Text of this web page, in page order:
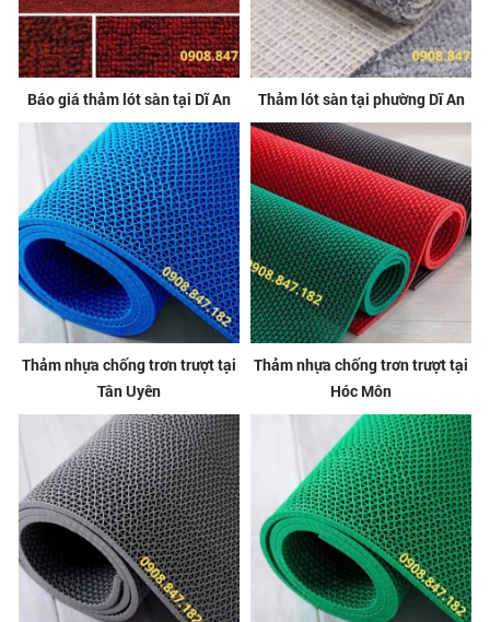
Báo giá thảm lót sàn tại Dĩ An Thảm lót sàn tại phường Dĩ An
Thảm nhựa chống trơn trượt tại
Tân Uyên
Thảm nhựa chống trơn trượt tại
Hóc Môn